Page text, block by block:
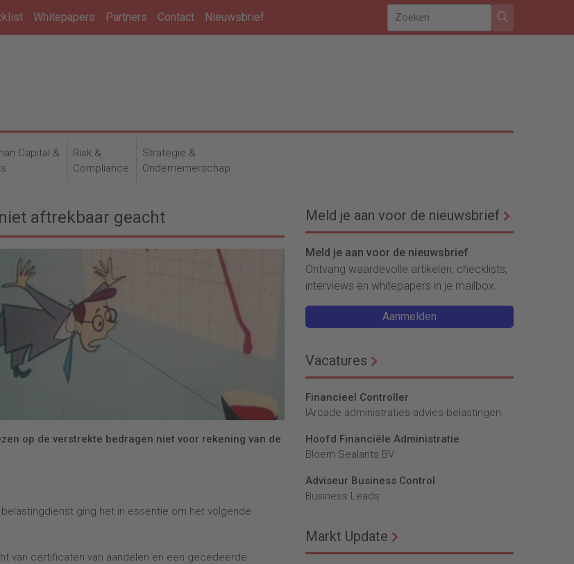
Whitepapers Partners Contact Nieuwsbrief
Capital &
Risk &
Compliance
Strategie &
Ondernemerschap
aftrekbaar geacht
op de verstrekte bedragen niet voor rekening van de
ging het in essentie om het volgende
van certificaten van aandelen en een gecedeerde
Meld je aan voor de nieuwsbrief
Meld je aan voor de nieuwsbrief
Ontvang waardevolle artikelen, checklists,
interviews en whitepapers in je mailbox.
Aanmelden
Vacatures
Financieel Controller
lArcade administraties-advies-belastingen
Hoofd Financiële Administratie
Bloem Sealants BV
Adviseur Business Control
Business Leads
Markt Update